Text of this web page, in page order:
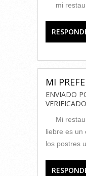
mi
MI
ENVIADO
Mi
liebre es un
los postres